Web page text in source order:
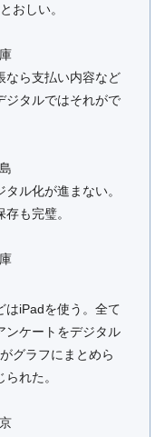
おしい。
なら支払い内容など
ジタルではそれがで
ル化が進まない。
も完璧。
はiPadを使う。全て
ンケートをデジタル
グラフにまとめら
れた。